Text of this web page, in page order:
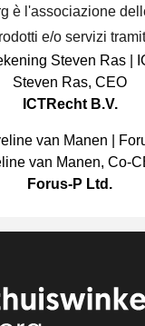
è l'associazione
e/o servizi
Steven Ras, CEO
ICTRecht B.V.
van Manen, Co-
Forus-P Ltd.